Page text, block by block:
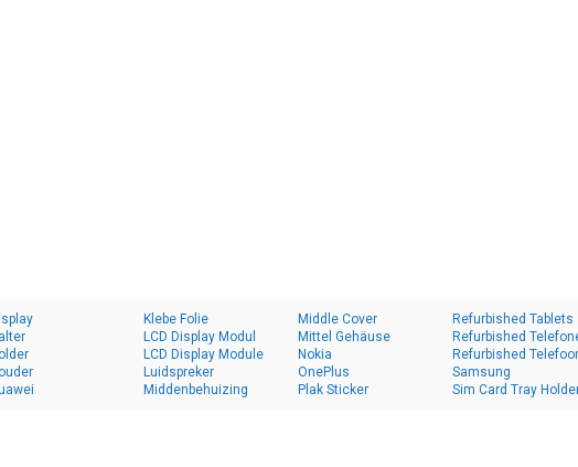
Klebe Folie
LCD Display Modul
LCD Display Module
Luidspreker
Middenbehuizing
Middle Cover
Mittel Gehäuse
Nokia
OnePlus
Plak Sticker
Refurbished Tablets
Refurbished
Refurbished
Samsung
Sim Card Tray